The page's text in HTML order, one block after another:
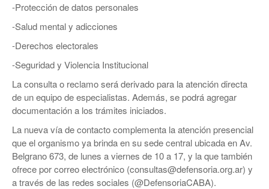
-Protección de datos personales
-Salud mental y adicciones
-Derechos electorales
-Seguridad y Violencia Institucional
La consulta o reclamo será derivado para la atención directa
de un equipo de especialistas. Además, se podrá agregar
documentación a los trámites iniciados.
La nueva vía de contacto complementa la atención presencial
que el organismo ya brinda en su sede central ubicada en Av.
Belgrano 673, de lunes a viernes de 10 a 17, y la que también
ofrece por correo electrónico (consultas@defensoria.org.ar) y
a través de las redes sociales (@DefensoriaCABA).